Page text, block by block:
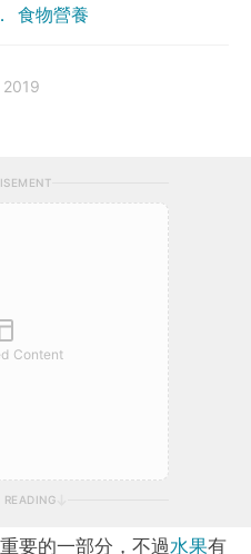
食物營養
Content
要的一部分，不過水果有